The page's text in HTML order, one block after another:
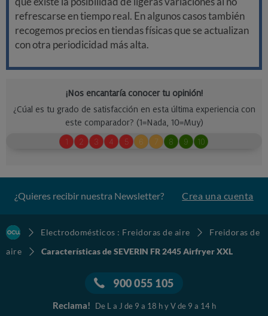
refrescarse en tiempo real. En algunos casos también
recogemos precios en tiendas físicas que se actualizan
con otra periodicidad más alta.
¿Quieres recibir nuestra Newsletter? Crea una cuenta
Electrodomésticos : Freidoras de aire
Freidoras de
aire
Características de SEVERIN FR 2445 Airfryer XXL
900 055 105
Reclama! De L a J de 9 a 18 h y V de 9 a 14 h